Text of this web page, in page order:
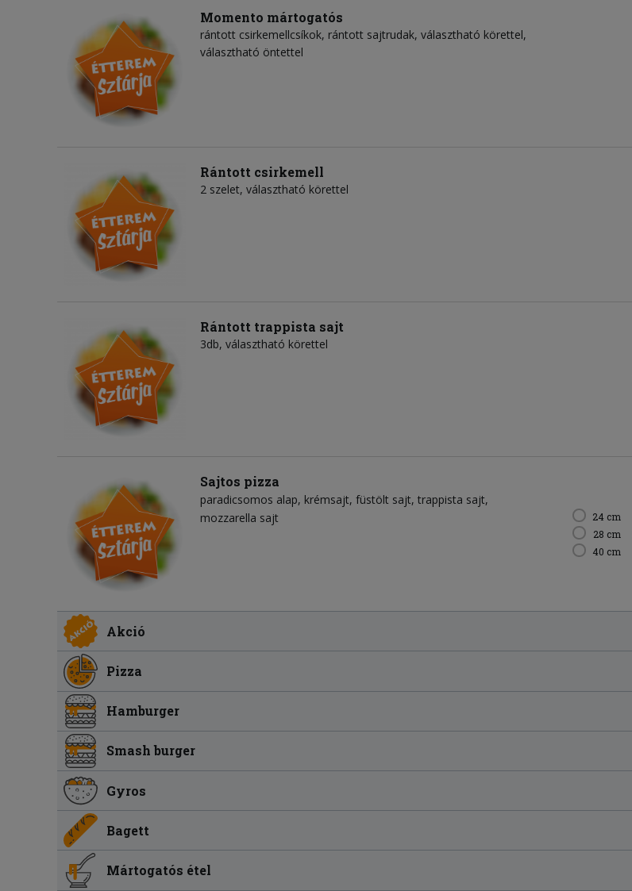
Momento mártogatós
rántott csirkemellcsíkok, rántott sajtrudak, választható körettel,
választható öntettel
Rántott csirkemell
2 szelet, választható körettel
Rántott trappista sajt
3db, választható körettel
Sajtos pizza
paradicsomos alap krémsajt füstölt sajt trappista sajt
mozzarella sajt
24 cm
28 cm
40 cm
Akció
Pizza
Hamburger
Smash burger
Gyros
Bagett
Mártogatós étel